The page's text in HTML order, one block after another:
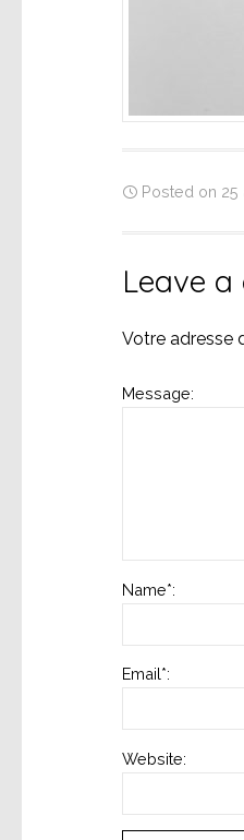
Posted on 25
Leave
Votre adresse
Message:
Name*:
Email*:
Website: